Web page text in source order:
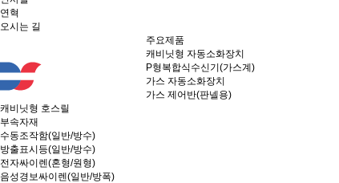
연혁
오시는 길
주요제품
캐비닛형 자동소화장치
P형복합식수신기(가스계)
가스 자동소화장치
가스 제어반(판넬용)
캐비닛형 호스릴
부속자재
수동조작함(일반/방수)
방출표시등(일반/방수)
전자싸이렌(혼형/원형)
음성경보싸이렌(일반/방폭)